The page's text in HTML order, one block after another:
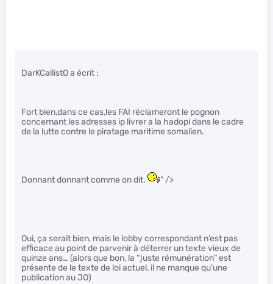
DarKCallistO a écrit :
Fort bien,dans ce cas,les FAI réclameront le pognon
concernant les adresses ip livrer a la hadopi dans le cadre
de la lutte contre le piratage maritime somalien.
Donnant donnant comme on dit. " />
Oui, ça serait bien, mais le lobby correspondant n’est pas
efficace au point de parvenir à déterrer un texte vieux de
quinze ans… (alors que bon, la “juste rémunération” est
présente de le texte de loi actuel, il ne manque qu’une
publication au JO)